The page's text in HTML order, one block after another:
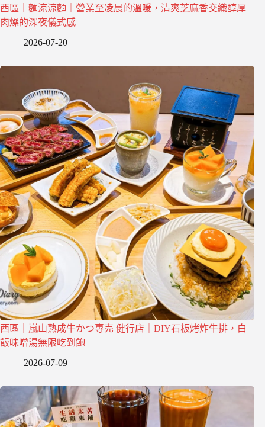
西區｜麵涼涼麵｜營業至凌晨的溫暖，清爽芝麻香交織醇厚
肉燥的深夜儀式感
2026-07-20
西區｜嵐山熟成牛かつ專売 健行店｜DIY石板烤炸牛排，白
飯味噌湯無限吃到飽
2026-07-09